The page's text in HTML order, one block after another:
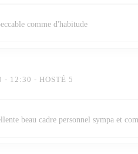
comme d'habitude
- 12:30 - HOSTÉ 5
beau cadre personnel sympa et